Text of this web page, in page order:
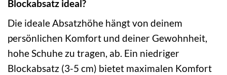
Blockabsatz ideal?
Die ideale Absatzhöhe hängt von deinem
persönlichen Komfort und deiner Gewohnheit,
hohe Schuhe zu tragen, ab. Ein niedriger
Blockabsatz (3-5 cm) bietet maximalen Komfort